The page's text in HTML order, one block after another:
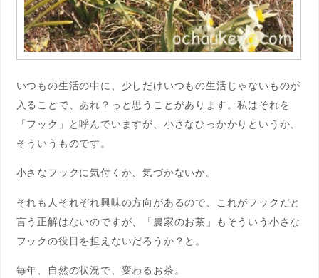
いつもの生活の中に、少しだけいつもの生活じゃないものが
入ることで、あれ？っと思うことがあります。私はそれを
「フック」と呼んでいますが、小さなひっかかりというか、
そういうものです。
小さなフックに気付くか、気づかないか。
それも人それぞれ興味の方向があるので、これがフックだと
言う正解はないのですが、「農家のお茶」もそういう小さな
フックの役目を担えないだろうか？と。
毎年、自然の状況で、変わるお茶。